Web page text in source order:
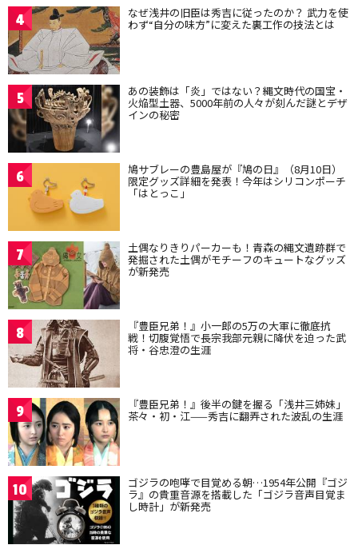
4 なぜ浅井の旧臣は秀吉に従ったのか？ 武力を使
わず“自分の味方”に変えた裏工作の技法とは
5 あの装飾は「炎」ではない？縄文時代の国宝・
火焔型土器、5000年前の人々が刻んだ謎とデザ
インの秘密
6 鳩サブレーの豊島屋が『鳩の日』（8月10日）
限定グッズ詳細を発表！今年はシリコンポーチ
「はとっこ」
7 土偶なりきりパーカーも！青森の縄文遺跡群で
発掘された土偶がモチーフのキュートなグッズ
が新発売
8 『豊臣兄弟！』小一郎の5万の大軍に徹底抗
戦！切腹覚悟で長宗我部元親に降伏を迫った武
将・谷忠澄の生涯
9 『豊臣兄弟！』後半の鍵を握る「浅井三姉妹」
茶々・初・江——秀吉に翻弄された波乱の生涯
10 ゴジラの咆哮で目覚める朝…1954年公開『ゴジ
ラ』の貴重音源を搭載した「ゴジラ音声目覚ま
し時計」が新発売